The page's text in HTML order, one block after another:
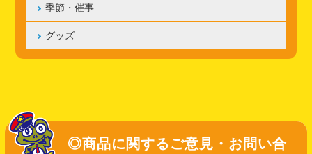
季節・催事
グッズ
◎商品に関するご意見・お問い合